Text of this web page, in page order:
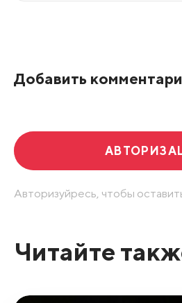
Добавить
Авторизуйресь, чтобы
Читайте